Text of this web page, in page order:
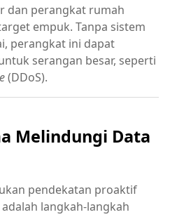
dan perangkat rumah
empuk. Tanpa sistem
perangkat ini dapat
serangan besar, seperti
(DDoS).
Melindungi Data
pendekatan proaktif
langkah-langkah